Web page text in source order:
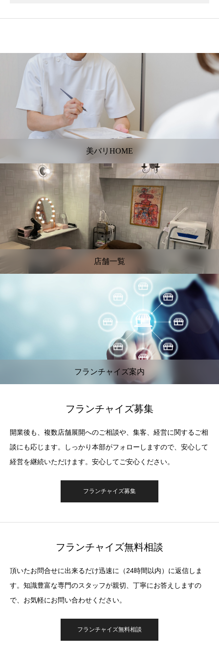
美バリHOME
店舗一覧
フランチャイズ案内
フランチャイズ募集
開業後も、複数店舗展開へのご相談や、集客、経営に関するご相
談にも応じます。しっかり本部がフォローしますので、安心して
経営を継続いただけます。安心してご安心ください。
フランチャイズ募集
フランチャイズ無料相談
頂いたお問合せに出来るだけ迅速に（24時間以内）に返信しま
す。知識豊富な専門のスタッフが親切、丁寧にお答えしますの
で、お気軽にお問い合わせください。
フランチャイズ無料相談